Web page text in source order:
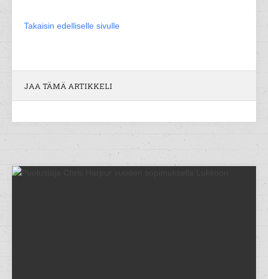
Takaisin edelliselle sivulle
JAA TÄMÄ ARTIKKELI